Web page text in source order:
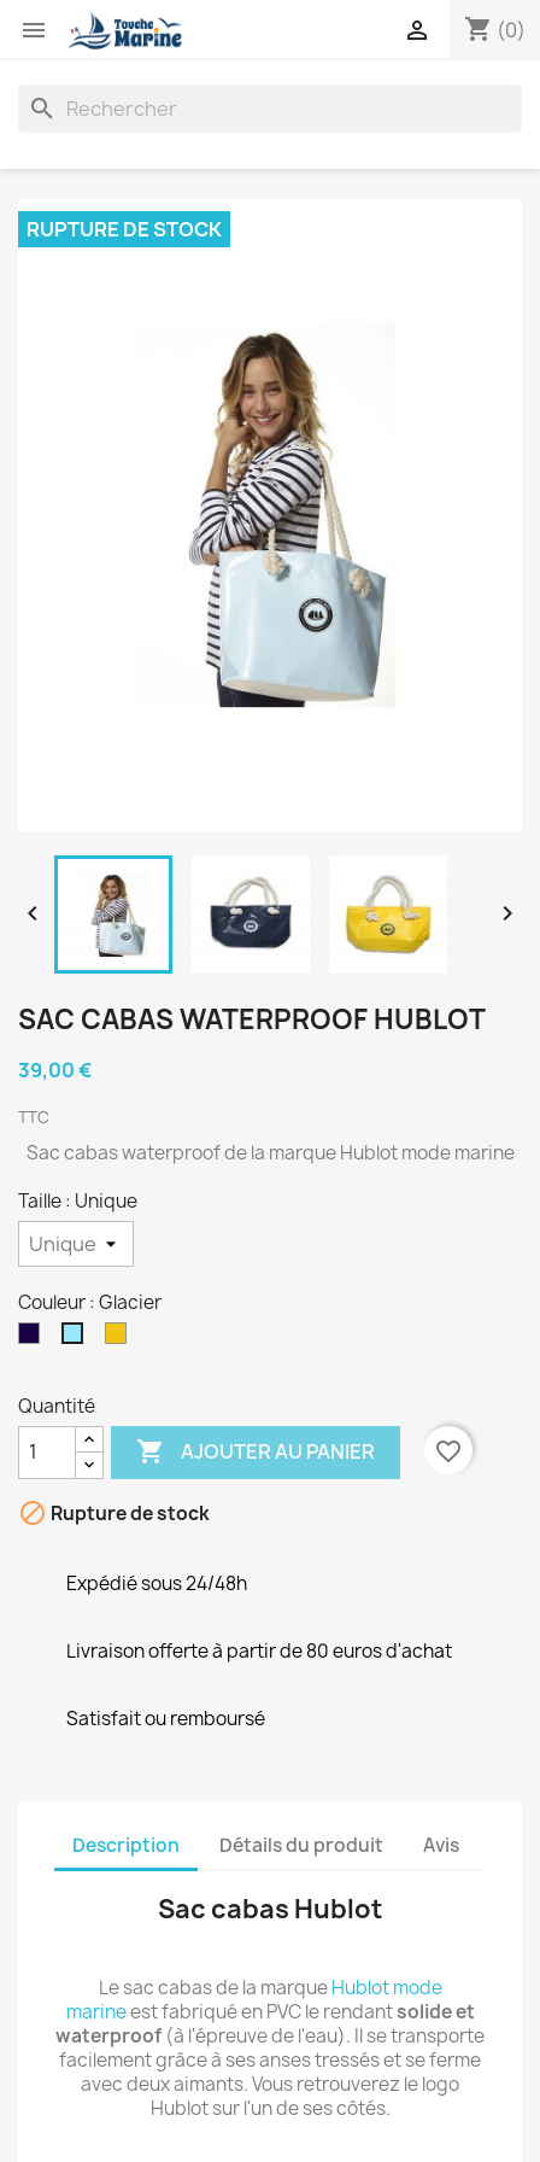
 shopping_cart (0)

search
RUPTURE DE STOCK
 
SAC CABAS WATERPROOF HUBLOT
39,00 €
TTC
Sac cabas waterproof de la marque Hublot mode marine
Taille : Unique
Couleur : Glacier
Quantité
 AJOUTER AU PANIER favorite_border
 Rupture de stock
Expédié sous 24/48h
Livraison offerte à partir de 80 euros d'achat
Satisfait ou remboursé
Description Détails du produit Avis
Sac cabas Hublot
Le sac cabas de la marqueHublot mode
marineest fabriqué en PVC le rendantsolide et
waterproof (à l'épreuve de l'eau). Il se transporte
facilement grâce à ses anses tressés et se ferme
avec deux aimants. Vous retrouverez le logo
Hublot sur l'un de ses côtés.